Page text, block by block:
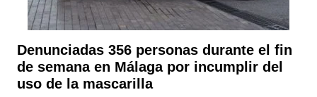
Denunciadas 356 personas durante el fin
de semana en Málaga por incumplir del
uso de la mascarilla